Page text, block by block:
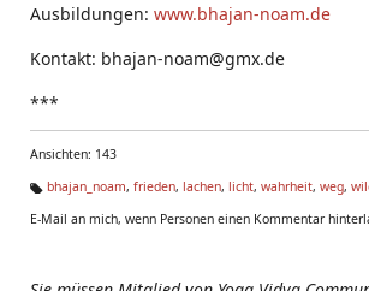
Ausbildungen: www.bhajan-noam.de
Kontakt: bhajan-noam@gmx.de
***
Ansichten: 143
g
bhajan_noam, frieden, lachen, licht, wahrheit, weg,
E-Mail an mich, wenn Personen einen Kommentar